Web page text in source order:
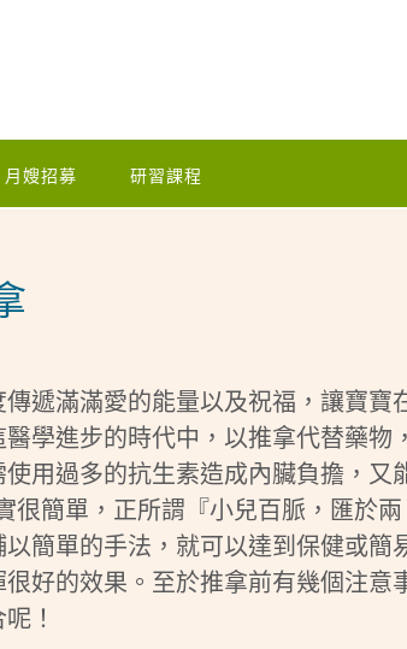
月嫂招募 研習課程
遞滿滿愛的能量以及祝福，讓寶寶
學進步的時代中，以推拿代替藥物
用過多的抗生素造成內臟負擔，又
很簡單，正所謂『小兒百脈，匯於兩
簡單的手法，就可以達到保健或簡
好的效果。至於推拿前有幾個注意
！